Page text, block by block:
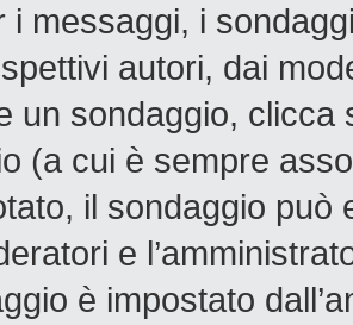
i messaggi, i
autori, dai
un sondaggio,
(a cui è sempre
il sondaggio può
e
è impostato